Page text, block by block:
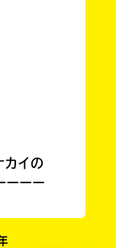
カイの
ーーー